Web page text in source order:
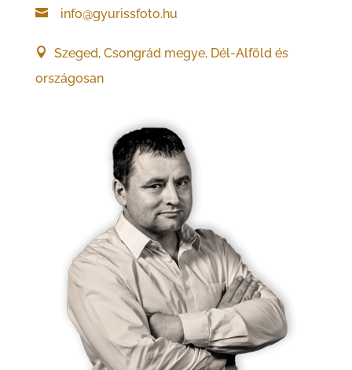
 info@gyurissfoto.hu

Szeged, Csongrád megye, Dél-Alföld és
országosan